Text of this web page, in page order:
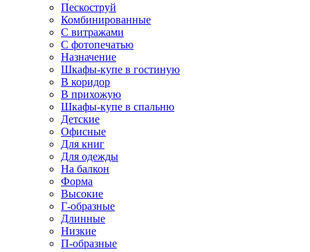
Пескоструй
Комбинированные
С витражами
С фотопечатью
Назначение
Шкафы-купе в гостиную
В коридор
В прихожую
Шкафы-купе в спальню
Детские
Офисные
Для книг
Для одежды
На балкон
Форма
Высокие
Г-образные
Длинные
Низкие
П-образные